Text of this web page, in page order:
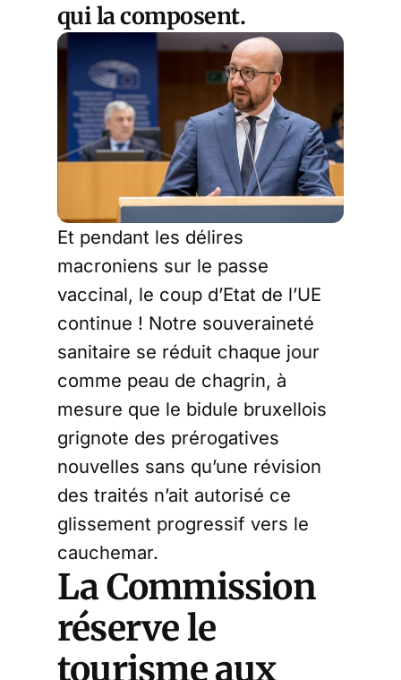
qui la composent.
Et pendant les délires
macroniens sur le passe
vaccinal, le coup d’Etat de l’UE
continue ! Notre souveraineté
sanitaire se réduit chaque jour
comme peau de chagrin, à
mesure que le bidule bruxellois
grignote des prérogatives
nouvelles sans qu’une révision
des traités n’ait autorisé ce
glissement progressif vers le
cauchemar.
La Commission
réserve le
tourisme aux